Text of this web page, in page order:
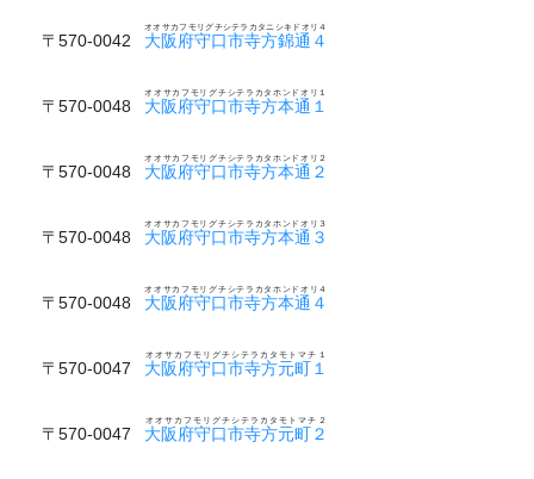
〒570-0042 大阪府守口市寺方錦通４
オオサカフモリグチシテラカタニシキドオリ４
〒570-0048 大阪府守口市寺方本通１
オオサカフモリグチシテラカタホンドオリ１
〒570-0048 大阪府守口市寺方本通２
オオサカフモリグチシテラカタホンドオリ２
〒570-0048 大阪府守口市寺方本通３
オオサカフモリグチシテラカタホンドオリ３
〒570-0048 大阪府守口市寺方本通４
オオサカフモリグチシテラカタホンドオリ４
〒570-0047 大阪府守口市寺方元町１
オオサカフモリグチシテラカタモトマチ１
〒570-0047 大阪府守口市寺方元町２
オオサカフモリグチシテラカタモトマチ２